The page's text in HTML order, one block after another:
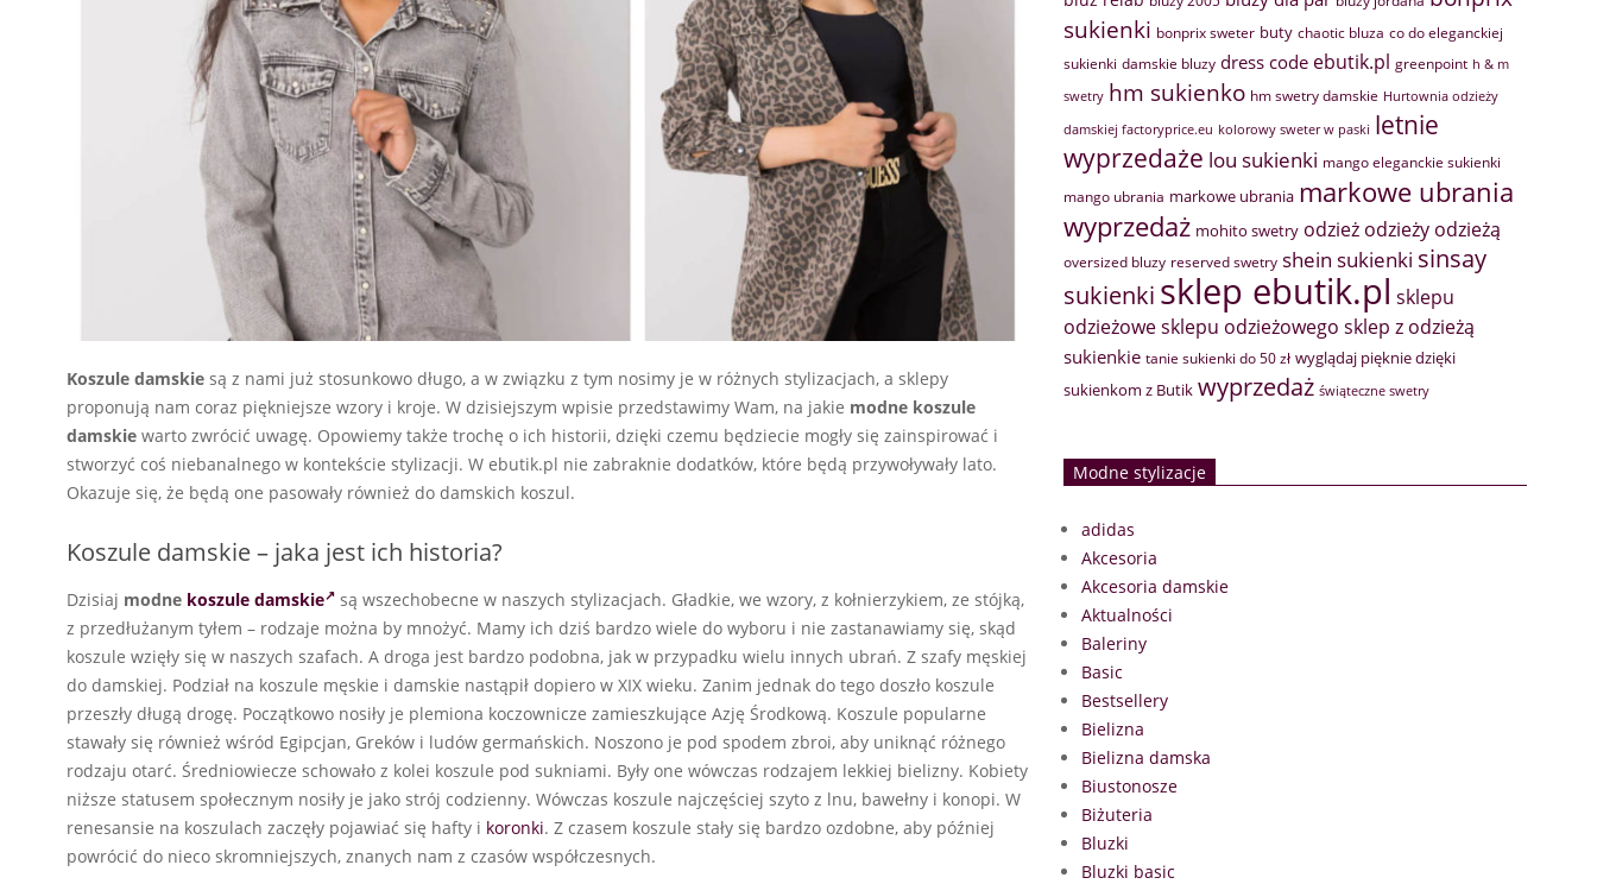
Koszule damskie są z nami już stosunkowo długo, a w związku z tym nosimy je w różnych stylizacjach, a sklepy
proponują nam coraz piękniejsze wzory i kroje. W dzisiejszym wpisie przedstawimy Wam, na jakie modne koszule
damskie warto zwrócić uwagę. Opowiemy także trochę o ich historii, dzięki czemu będziecie mogły się zainspirować i
stworzyć coś niebanalnego w kontekście stylizacji. W ebutik.pl nie zabraknie dodatków, które będą przywoływały lato.
Okazuje się, że będą one pasowały również do damskich koszul.
Koszule damskie – jaka jest ich historia?
Dzisiaj modne koszule damskie
są wszechobecne w naszych stylizacjach. Gładkie, we wzory, z kołnierzykiem, ze stójką,
z przedłużanym tyłem – rodzaje można by mnożyć. Mamy ich dziś bardzo wiele do wyboru i nie zastanawiamy się, skąd
koszule wzięły się w naszych szafach. A droga jest bardzo podobna, jak w przypadku wielu innych ubrań. Z szafy męskiej
do damskiej. Podział na koszule męskie i damskie nastąpił dopiero w XIX wieku. Zanim jednak do tego doszło koszule
przeszły długą drogę. Początkowo nosiły je plemiona koczownicze zamieszkujące Azję Środkową. Koszule popularne
stawały się również wśród Egipcjan, Greków i ludów germańskich. Noszono je pod spodem zbroi, aby uniknąć różnego
rodzaju otarć. Średniowiecze schowało z kolei koszule pod sukniami. Były one wówczas rodzajem lekkiej bielizny. Kobiety
niższe statusem społecznym nosiły je jako strój codzienny. Wówczas koszule najczęściej szyto z lnu, bawełny i konopi. W
renesansie na koszulach zaczęły pojawiać się hafty i koronki. Z czasem koszule stały się bardzo ozdobne, aby później
powrócić do nieco skromniejszych, znanych nam z czasów współczesnych.
sukienki bonprix sweter buty chaotic bluza co do eleganckiej
sukienki damskie bluzy dress code ebutik.pl greenpoint h & m
swetry hm sukienko hm swetry damskie Hurtownia odzieży
damskiej factoryprice.eu kolorowy sweter w paski letnie
wyprzedaże lou sukienki mango eleganckie sukienki
mango ubrania markowe ubrania markowe ubrania
wyprzedaż mohito swetry odzież odzieży odzieżą
oversized bluzy reserved swetry shein sukienki sinsay
sukienki sklep ebutik.pl sklepu
odzieżowesklepu odzieżowego sklep z odzieżą
sukienkie tanie sukienki do 50 zł wyglądaj pięknie dzięki
sukienkom z Butik wyprzedaż świąteczne swetry
Modne stylizacje
adidas
Akcesoria
Akcesoria damskie
Aktualności
Baleriny
Basic
Bestsellery
Bielizna
Bielizna damska
Biustonosze
Biżuteria
Bluzki
Bluzki basic